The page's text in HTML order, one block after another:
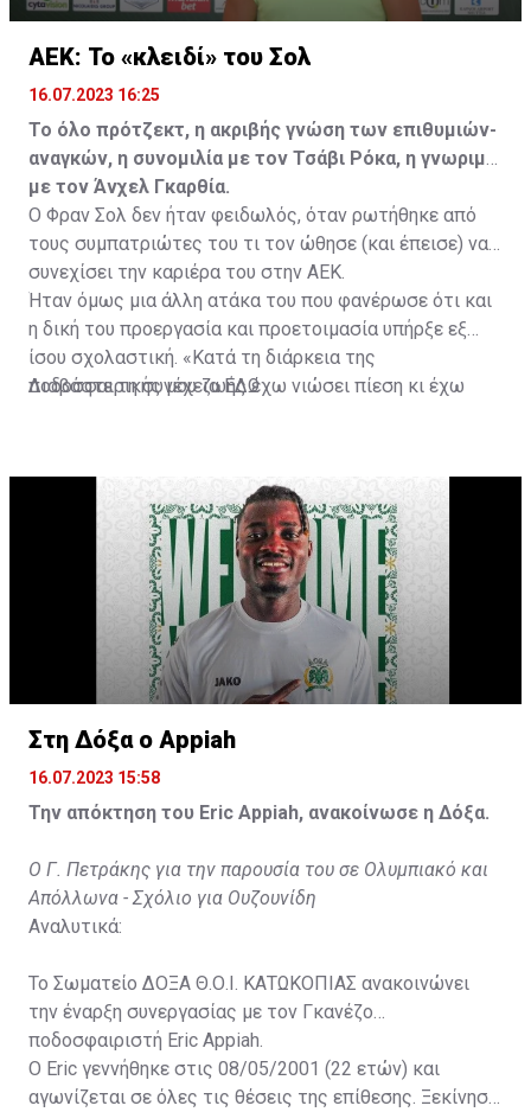
ΑΕΚ: Το «κλειδί» του Σολ
16.07.2023 16:25
Το όλο πρότζεκτ, η ακριβής γνώση των επιθυμιών-
αναγκών, η συνομιλία με τον Τσάβι Ρόκα, η γνωριμία
με τον Άνχελ Γκαρθία.
Ο Φραν Σολ δεν ήταν φειδωλός, όταν ρωτήθηκε από
τους συμπατριώτες του τι τον ώθησε (και έπεισε) να
συνεχίσει την καριέρα του στην ΑΕΚ.
Ήταν όμως μια άλλη ατάκα του που φανέρωσε ότι και
η δική του προεργασία και προετοιμασία υπήρξε εξ
ίσου σχολαστική. «Κατά τη διάρκεια της
ποδοσφαιρικής μου ζωής έχω νιώσει πίεση κι έχω
Διαβάστε τη συνέχειαΕΔΩ
Στη Δόξα ο Appiah
16.07.2023 15:58
Την απόκτηση του Eric Appiah, ανακοίνωσε η Δόξα.
Ο Γ. Πετράκης για την παρουσία του σε Ολυμπιακό και
Απόλλωνα - Σχόλιο για Ουζουνίδη
Αναλυτικά:
Το Σωματείο ΔΟΞΑ Θ.Ο.Ι. ΚΑΤΩΚΟΠΙΑΣ ανακοινώνει
την έναρξη συνεργασίας με τον Γκανέζο
ποδοσφαιριστή Eric Appiah.
Ο Eric γεννήθηκε στις 08/05/2001 (22 ετών) και
αγωνίζεται σε όλες τις θέσεις της επίθεσης. Ξεκίνησε